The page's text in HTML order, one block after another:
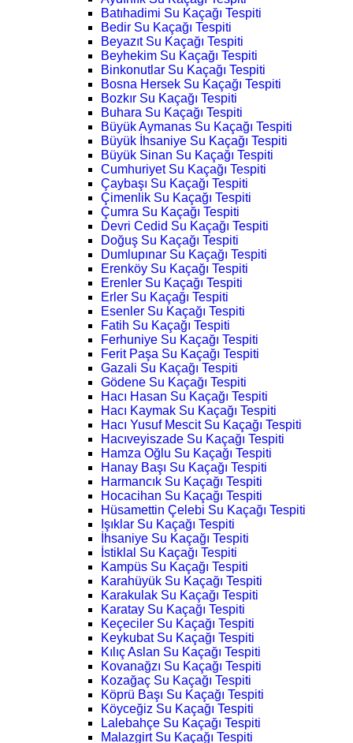
Batıhadimi Su Kaçağı Tespiti
Bedir Su Kaçağı Tespiti
Beyazıt Su Kaçağı Tespiti
Beyhekim Su Kaçağı Tespiti
Binkonutlar Su Kaçağı Tespiti
Bosna Hersek Su Kaçağı Tespiti
Bozkır Su Kaçağı Tespiti
Buhara Su Kaçağı Tespiti
Büyük Aymanas Su Kaçağı Tespiti
Büyük İhsaniye Su Kaçağı Tespiti
Büyük Sinan Su Kaçağı Tespiti
Cumhuriyet Su Kaçağı Tespiti
Çaybaşı Su Kaçağı Tespiti
Çimenlik Su Kaçağı Tespiti
Çumra Su Kaçağı Tespiti
Devri Cedid Su Kaçağı Tespiti
Doğuş Su Kaçağı Tespiti
Dumlupınar Su Kaçağı Tespiti
Erenköy Su Kaçağı Tespiti
Erenler Su Kaçağı Tespiti
Erler Su Kaçağı Tespiti
Esenler Su Kaçağı Tespiti
Fatih Su Kaçağı Tespiti
Ferhuniye Su Kaçağı Tespiti
Ferit Paşa Su Kaçağı Tespiti
Gazali Su Kaçağı Tespiti
Gödene Su Kaçağı Tespiti
Hacı Hasan Su Kaçağı Tespiti
Hacı Kaymak Su Kaçağı Tespiti
Hacı Yusuf Mescit Su Kaçağı Tespiti
Hacıveyiszade Su Kaçağı Tespiti
Hamza Oğlu Su Kaçağı Tespiti
Hanay Başı Su Kaçağı Tespiti
Harmancık Su Kaçağı Tespiti
Hocacihan Su Kaçağı Tespiti
Hüsamettin Çelebi Su Kaçağı Tespiti
Işıklar Su Kaçağı Tespiti
İhsaniye Su Kaçağı Tespiti
İstiklal Su Kaçağı Tespiti
Kampüs Su Kaçağı Tespiti
Karahüyük Su Kaçağı Tespiti
Karakulak Su Kaçağı Tespiti
Karatay Su Kaçağı Tespiti
Keçeciler Su Kaçağı Tespiti
Keykubat Su Kaçağı Tespiti
Kılıç Aslan Su Kaçağı Tespiti
Kovanağzı Su Kaçağı Tespiti
Kozağaç Su Kaçağı Tespiti
Köprü Başı Su Kaçağı Tespiti
Köyceğiz Su Kaçağı Tespiti
Lalebahçe Su Kaçağı Tespiti
Malazgirt Su Kaçağı Tespiti